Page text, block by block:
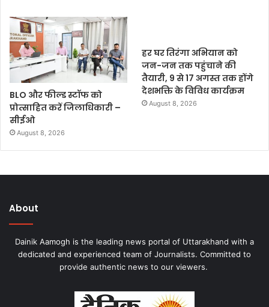
BLO और फील्ड स्टॉफ को
प्रोत्साहित करें जिलाधिकारी –
सीईओ
August 8, 2026
हर घर तिरंगा अभियान को
जन-जन तक पहुंचाने की
तैयारी, 9 से 17 अगस्त तक होंगे
देशभक्ति के विविध कार्यक्रम
August 8, 2026
About
Dainik Aamogh is the leading news portal of Uttarakhand with a
dedicated and experienced team of Journalists. Committed to
provide authentic news to our viewers.